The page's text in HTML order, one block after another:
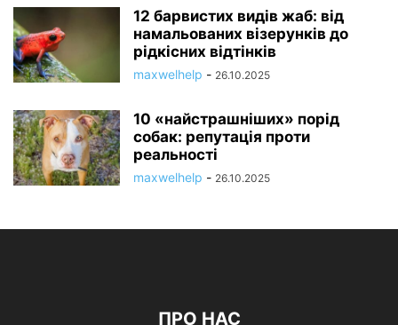
12 барвистих видів жаб: від
намальованих візерунків до
рідкісних відтінків
maxwelhelp - 26.10.2025
10 «найстрашніших» порід
собак: репутація проти
реальності
maxwelhelp - 26.10.2025
ПРО НАС